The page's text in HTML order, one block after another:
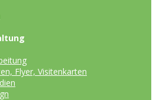
Flyer, Visitenkarten